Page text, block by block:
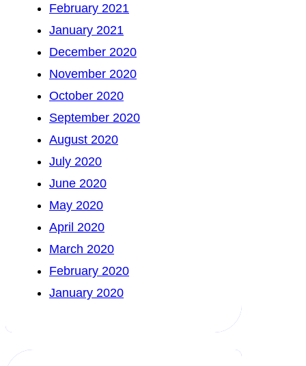
February 2021
January 2021
December 2020
November 2020
October 2020
September 2020
August 2020
July 2020
June 2020
May 2020
April 2020
March 2020
February 2020
January 2020